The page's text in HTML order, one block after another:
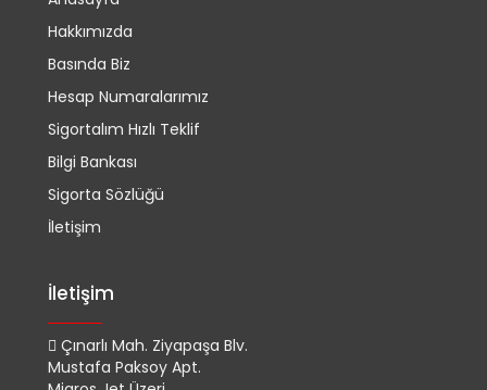
Hakkımızda
Basında Biz
Hesap Numaralarımız
Sigortalım Hızlı Teklif
Bilgi Bankası
Sigorta Sözlüğü
İletişim
İletişim
Çınarlı Mah. Ziyapaşa Blv.
Mustafa Paksoy Apt.